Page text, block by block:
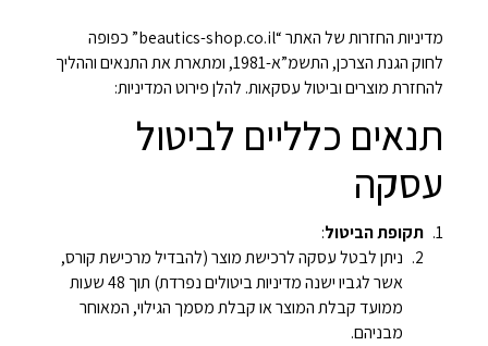
מדיניות החזרות של האתר “beautics-shop.co.il” כפופה
לחוק הגנת הצרכן, התשמ”א-1981, ומתארת את התנאים וההליך
להחזרת מוצרים וביטול עסקאות. להלן פירוט המדיניות:
תנאים כלליים לביטול
עסקה
תקופת הביטול:
ניתן לבטל עסקה לרכישת מוצר (להבדיל מרכישת קורס,
אשר לגביו ישנה מדיניות ביטולים נפרדת) תוך 48 שעות
ממועד קבלת המוצר או קבלת מסמך הגילוי, המאוחר
מבניהם.